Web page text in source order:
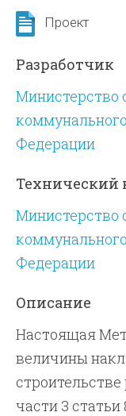
Проект
Разработчик
Министерство
Федерации
Технический
Министерство
Федерации
Описание
Настоящая
величины
части 3 статьи